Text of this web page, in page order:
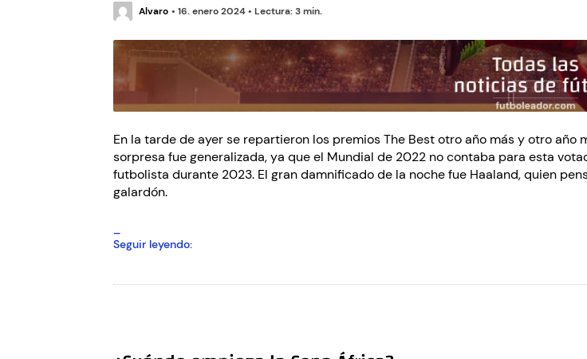
Alvaro • 16. enero 2024• Lectura: 3 min.
En la tarde de ayer se repartieron los premios The Best otro año más y otro año
sorpresa fue generalizada, ya que el Mundial de 2022 no contaba para esta
futbolista durante 2023. El gran damnificado de la noche fue Haaland, quien
galardón.
Seguir leyendo:Messi
polémica